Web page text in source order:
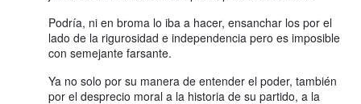
Podría, ni en broma lo iba a hacer, ensanchar los por el
lado de la rigurosidad e independencia pero es imposible
con semejante farsante.
Ya no solo por su manera de entender el poder, también
por el desprecio moral a la historia de su partido, a la